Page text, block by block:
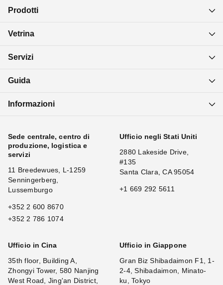
Prodotti
Vetrina
Servizi
Guida
Informazioni
Sede centrale, centro di
produzione, logistica e
servizi
11 Breedewues, L-1259
Senningerberg,
Lussemburgo
+352 2 600 8670
+352 2 786 1074
Ufficio negli Stati Uniti
2880 Lakeside Drive,
#135
Santa Clara, CA 95054
+1 669 292 5611
Ufficio in Cina
35th floor, Building A,
Zhongyi Tower, 580 Nanjing
West Road, Jing'an District,
Ufficio in Giappone
Gran Biz Shibadaimon F1, 1-
2-4, Shibadaimon, Minato-
ku, Tokyo